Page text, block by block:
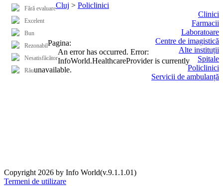
Fără evaluare
Excelent
Bun
Rezonabil
Nesatisfăcător
Rău
Cluj > Policlinici
Clinici
Farmacii
Laboratoare
Centre de imagistică
Alte instituții
Spitale
Policlinici
Servicii de ambulanță
Pagina:
An error has occurred. Error:
InfoWorld.HealthcareProvider is currently
unavailable.
Copyright 2026 by Info World(v.9.1.1.01)
Termeni de utilizare